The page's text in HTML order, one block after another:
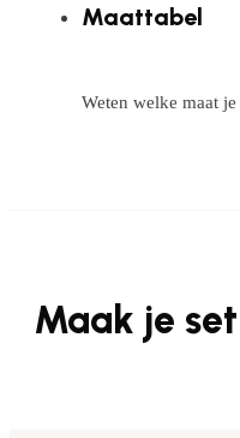
Maattabel
Weten welke maat
Maak je